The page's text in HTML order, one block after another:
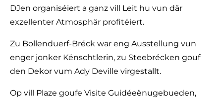
DJen organiséiert a ganz vill Leit hu vun där
exzellenter Atmosphär profitéiert.
Zu Bollenduerf-Bréck war eng Ausstellung vun
enger jonker Kënschtlerin, zu Steebrécken gouf
den Dekor vum Ady Deville virgestallt.
Op vill Plaze goufe Visite Guidéeënugebueden,